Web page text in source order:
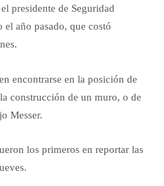
presidente de Seguridad
año pasado, que costó
encontrarse en la posición de
construcción de un muro, o de
Messer.
los primeros en reportar las